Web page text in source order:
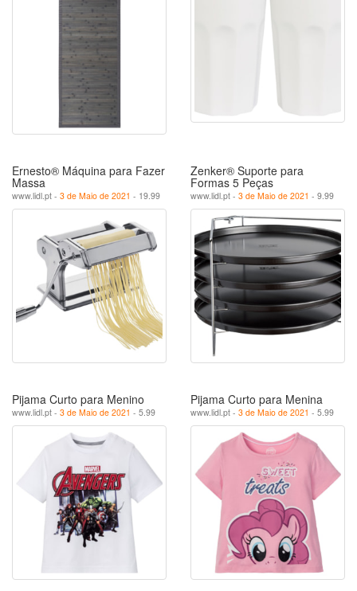
Ernesto® Máquina para Fazer
Massa
www.lidl.pt - 3 de Maio de 2021 - 19.99
Zenker® Suporte para
Formas 5 Peças
www.lidl.pt - 3 de Maio de 2021 - 9.99
Pijama Curto para Menino
www.lidl.pt - 3 de Maio de 2021 - 5.99
Pijama Curto para Menina
www.lidl.pt - 3 de Maio de 2021 - 5.99